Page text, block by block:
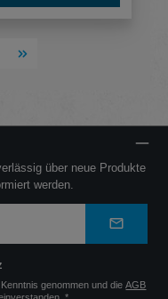
über neue Produkte
werden.
genommen und dieAGB